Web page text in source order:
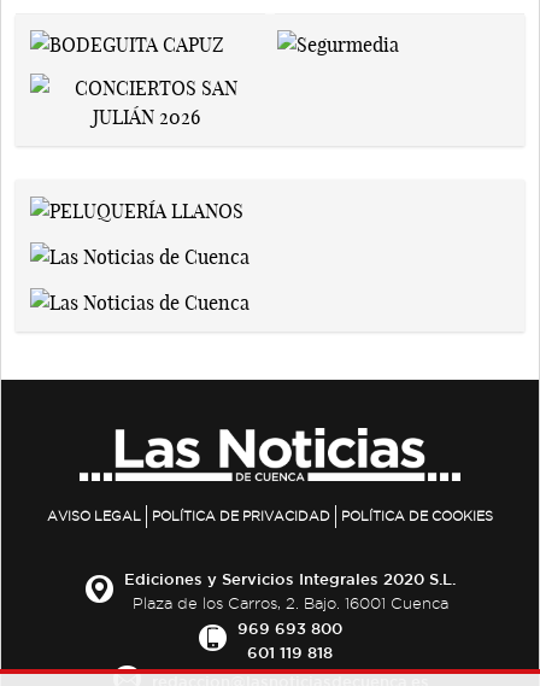
AVISO LEGAL POLÍTICA DE PRIVACIDAD POLÍTICA DE COOKIES
Ediciones y Servicios Integrales 2020 S.L.
Plaza de los Carros, 2. Bajo. 16001 Cuenca
969 693 800
601 119 818